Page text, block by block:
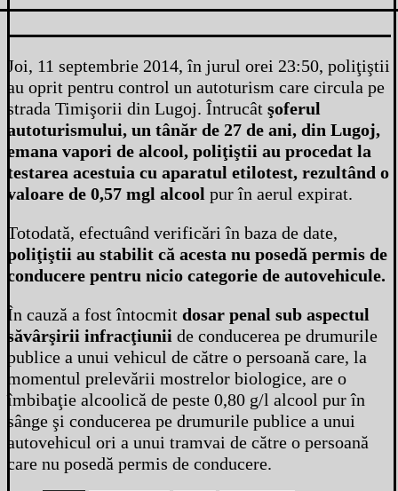
Joi, 11 septembrie 2014, în jurul orei 23:50, poliţiştii
au oprit pentru control un autoturism care circula pe
strada Timişorii din Lugoj. Întrucât şoferul
autoturismului, un tânăr de 27 de ani, din Lugoj,
emana vapori de alcool, poliţiştii au procedat la
testarea acestuia cu aparatul etilotest, rezultând o
valoare de 0,57 mgl alcool pur în aerul expirat.
Totodată, efectuând verificări în baza de date,
poliţiştii au stabilit că acesta nu posedă permis de
conducere pentru nicio categorie de autovehicule.
În cauză a fost întocmit dosar penal sub aspectul
săvârşirii infracţiunii de conducerea pe drumurile
publice a unui vehicul de către o persoană care, la
momentul prelevării mostrelor biologice, are o
îmbibaţie alcoolică de peste 0,80 g/l alcool pur în
sânge şi conducerea pe drumurile publice a unui
autovehicul ori a unui tramvai de către o persoană
care nu posedă permis de conducere.